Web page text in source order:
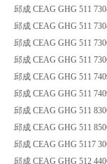
邱成 CEAG GHG 511
邱成 CEAG GHG 511
邱成 CEAG GHG 511
邱成 CEAG GHG 511
邱成 CEAG GHG 511
邱成 CEAG GHG 511
邱成 CEAG GHG 511
邱成 CEAG GHG 511
邱成 CEAG GHG 5117
邱成 CEAG GHG 512